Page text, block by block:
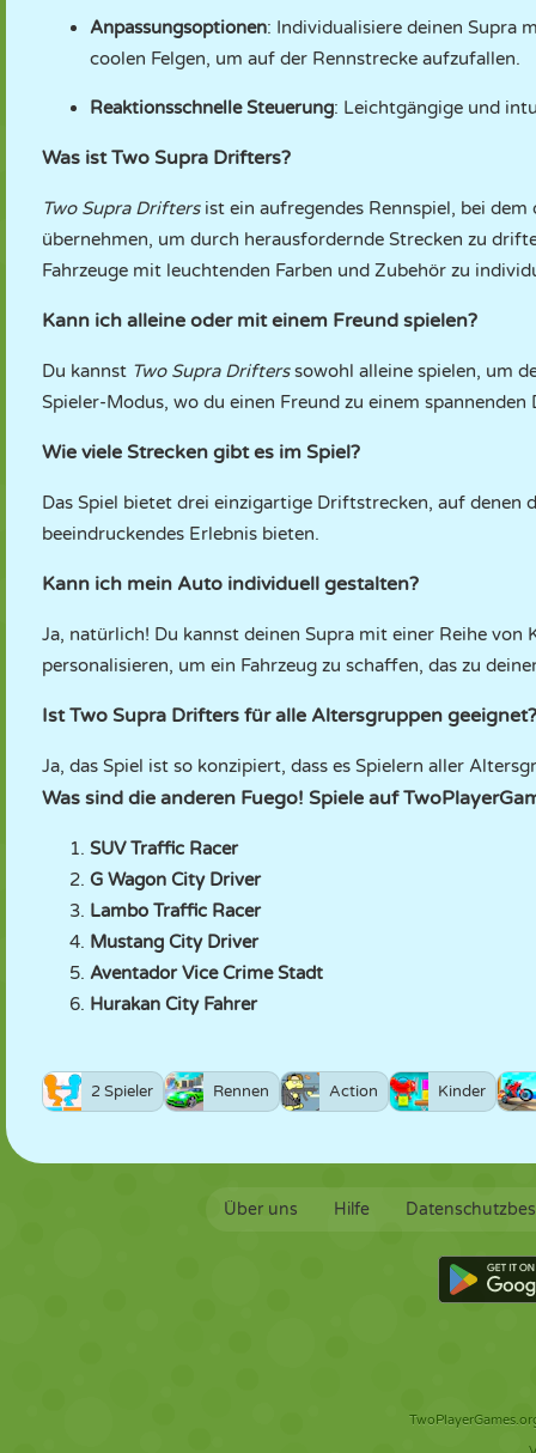
Anpassungsoptionen: Individualisiere deinen Supra
coolen Felgen, um auf der Rennstrecke aufzufallen.
Reaktionsschnelle Steuerung: Leichtgängige und
Was ist Two Supra Drifters?
Two Supra Driftersist ein aufregendes Rennspiel, bei
übernehmen, um durch herausfordernde Strecken zu
Fahrzeuge mit leuchtenden Farben und Zubehör zu
Kann ich alleine oder mit einem Freund spielen?
Du kannst Two Supra Drifterssowohl alleine spielen, um
Spieler-Modus, wo du einen Freund zu einem
Wie viele Strecken gibt es im Spiel?
Das Spiel bietet drei einzigartige Driftstrecken, auf
beeindruckendes Erlebnis bieten.
Kann ich mein Auto individuell gestalten?
Ja, natürlich! Du kannst deinen Supra mit einer Reihe
personalisieren, um ein Fahrzeug zu schaffen, das zu
Ist Two Supra Drifters für alle Altersgruppen geeignet?
Ja, das Spiel ist so konzipiert, dass es Spielern aller
Was sind die anderen Fuego! Spiele auf
SUV Traffic Racer
G Wagon City Driver
Lambo Traffic Racer
Mustang City Driver
Aventador Vice Crime Stadt
Hurakan City Fahrer
2 Spieler Rennen Action Kinder
Über uns Hilfe